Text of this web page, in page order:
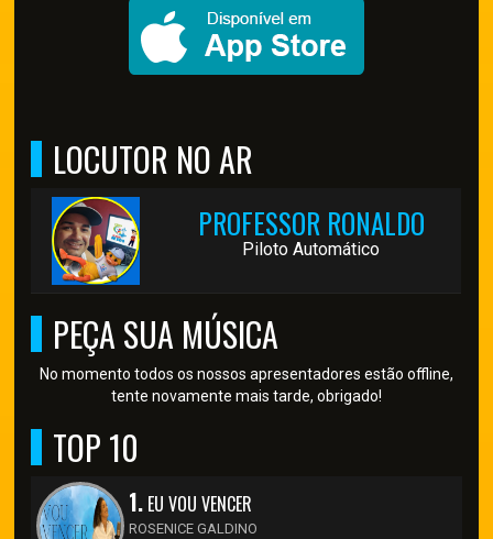
LOCUTOR NO AR
PROFESSOR RONALDO
Piloto Automático
PEÇA SUA MÚSICA
No momento todos os nossos apresentadores estão offline,
tente novamente mais tarde, obrigado!
TOP 10
1. EU VOU VENCER
ROSENICE GALDINO